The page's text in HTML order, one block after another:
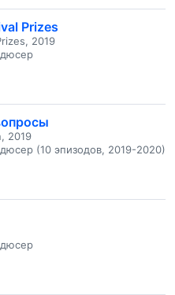
Prizes
2019
2019
(10 эпизодов, 2019-2020)